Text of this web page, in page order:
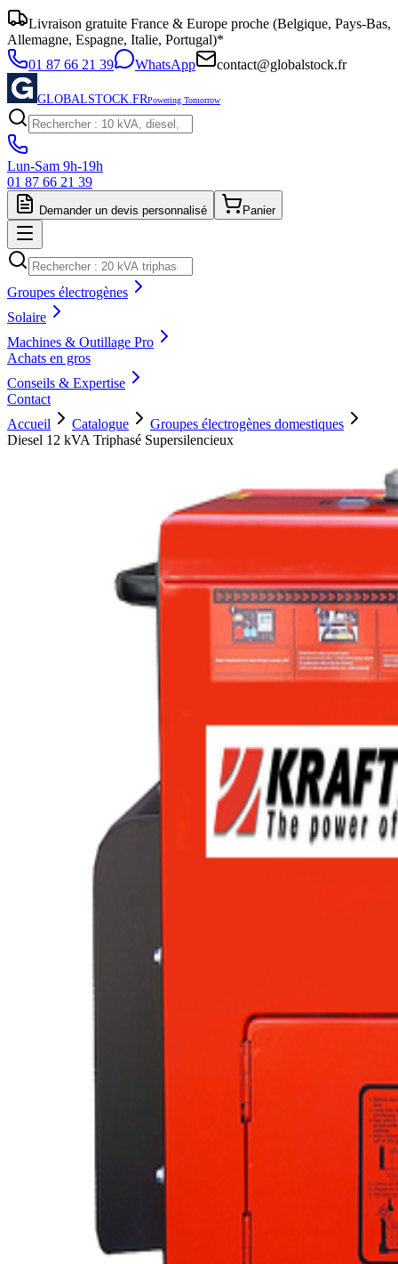
Livraison gratuite France & Europe proche (Belgique, Pays-Bas,
Allemagne, Espagne, Italie, Portugal)*
01 87 66 21 39
WhatsApp contact@globalstock.fr
GLOBALSTOCK.FRPowering Tomorrow
Lun-Sam 9h-19h
01 87 66 21 39
Demander un devis personnalisé Panier
Groupes électrogènes
Solaire
Machines & Outillage Pro
Achats en gros
Conseils & Expertise
Contact
Accueil
Catalogue
Groupes électrogènes domestiques
Diesel 12 kVA Triphasé Supersilencieux